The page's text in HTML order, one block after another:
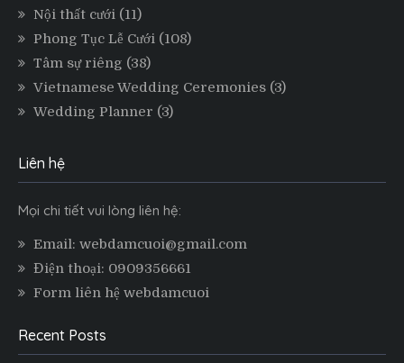
Nội thất cưới (11)
Phong Tục Lễ Cưới (108)
Tâm sự riêng (38)
Vietnamese Wedding Ceremonies (3)
Wedding Planner (3)
Liên hệ
Mọi chi tiết vui lòng liên hệ:
Email: webdamcuoi@gmail.com
Điện thoại: 0909356661
Form liên hệ webdamcuoi
Recent Posts